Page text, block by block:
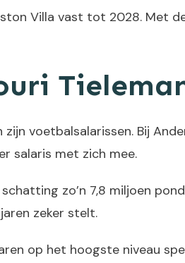
Villa vast tot 2028. Met
zijn voetbalsalarissen. Bij
salaris met zich mee.
zo’n 7,8 miljoen
zeker stelt.
op het hoogste niveau